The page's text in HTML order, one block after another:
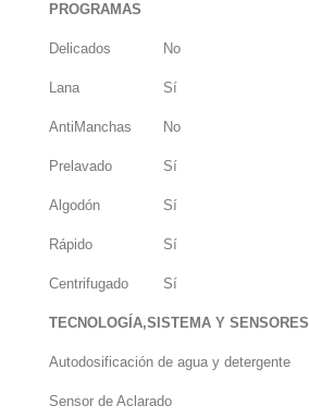
PROGRAMAS
Delicados No
Lana Sí
AntiManchas No
Prelavado Sí
Algodón Sí
Rápido Sí
Centrifugado Sí
TECNOLOGÍA,SISTEMA Y SENSORES
Autodosificación de agua y detergente
Sensor de Aclarado